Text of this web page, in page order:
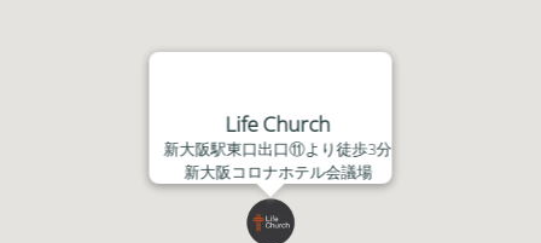
Life Church
新大阪駅東口出口⑪より徒歩3分
新大阪コロナホテル会議場